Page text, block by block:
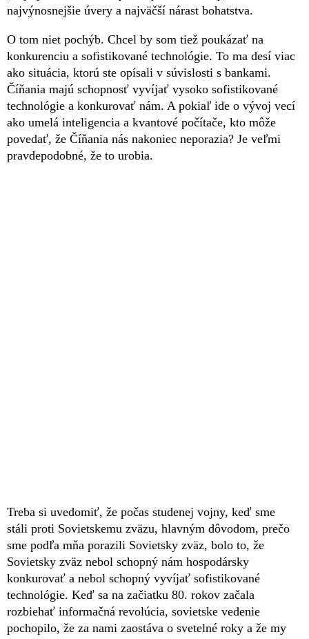
najvýnosnejšie úvery a najväčší nárast bohatstva.
O tom niet pochýb. Chcel by som tiež poukázať na
konkurenciu a sofistikované technológie. To ma desí viac
ako situácia, ktorú ste opísali v súvislosti s bankami.
Číňania majú schopnosť vyvíjať vysoko sofistikované
technológie a konkurovať nám. A pokiaľ ide o vývoj vecí
ako umelá inteligencia a kvantové počítače, kto môže
povedať, že Číňania nás nakoniec neporazia? Je veľmi
pravdepodobné, že to urobia.
Treba si uvedomiť, že počas studenej vojny, keď sme
stáli proti Sovietskemu zväzu, hlavným dôvodom, prečo
sme podľa mňa porazili Sovietsky zväz, bolo to, že
Sovietsky zväz nebol schopný nám hospodársky
konkurovať a nebol schopný vyvíjať sofistikované
technológie. Keď sa na začiatku 80. rokov začala
rozbiehať informačná revolúcia, sovietske vedenie
pochopilo, že za nami zaostáva o svetelné roky a že my